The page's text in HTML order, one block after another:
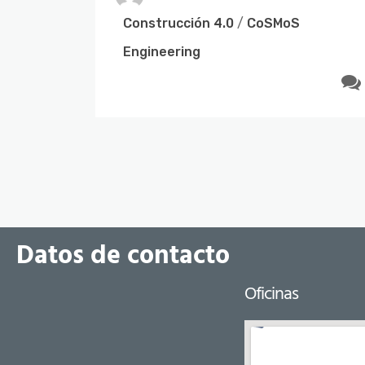
Construcción 4.0 / CoSMoS
Engineering
empresas de la construcción para una
adecuada gestión de los datos.